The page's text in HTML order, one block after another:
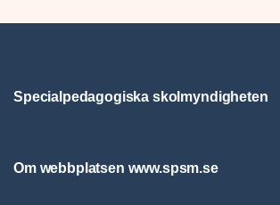
Specialpedagogiska skolmyndigheten
Om webbplatsen www.spsm.se